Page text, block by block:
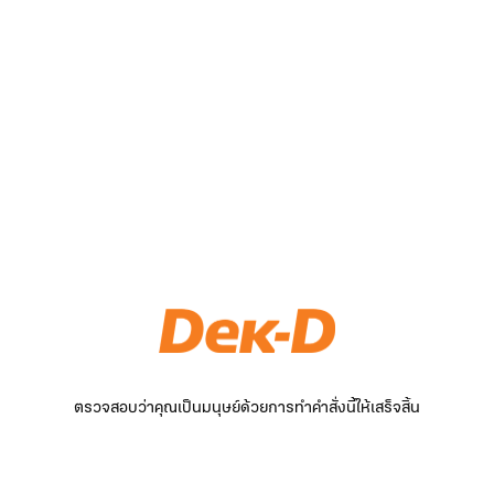
ตรวจสอบว่าคุณเป็นมนุษย์ด้วยการทำคำสั่งนี้ให้เสร็จสิ้น